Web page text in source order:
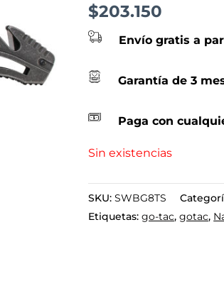
$203.150
Envío gratis a
Garantía de 3
Paga con
Sin existencias
SKU:SWBG8TS
Etiquetas:go-tac,gotac,